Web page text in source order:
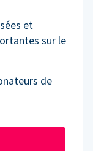
et
sur le
de